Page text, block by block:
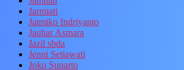
Jarmiati
Jatmiko Indriyanto
Jauhar Asmara
Jazil sbda
Jenni Setiawati
Joko Sunarto